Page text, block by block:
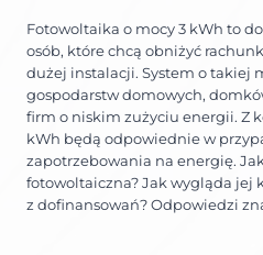
Fotowoltaika o mocy 3 kWh to
osób, które chcą obniżyć
dużej instalacji. System o takiej
gospodarstw domowych,
firm o niskim zużyciu energii. Z
kWh będą odpowiednie w
zapotrzebowania na energię.
fotowoltaiczna? Jak wygląda jej
z dofinansowań? Odpowiedzi